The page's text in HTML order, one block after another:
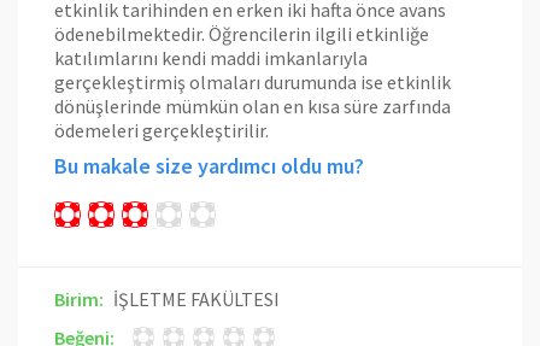
etkinlik tarihinden en erken iki hafta önce avans
ödenebilmektedir. Öğrencilerin ilgili etkinliğe
katılımlarını kendi maddi imkanlarıyla
gerçekleştirmiş olmaları durumunda ise etkinlik
dönüşlerinde mümkün olan en kısa süre zarfında
ödemeleri gerçekleştirilir.
Bu makale size yardımcı oldu mu?
Birim: İŞLETME FAKÜLTESI
Beğeni: